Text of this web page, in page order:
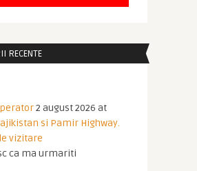
RECENTE
2 august 2026 at
si Pamir Highway.
vizitare
ca ma urmariti